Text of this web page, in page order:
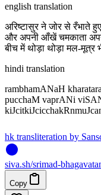
english translation
अरिष्टासुर ने जोर से रँभाते
और अपनी आँखें चमकाता अपने
बीच में थोड़ा थोड़ा मल-मूत्र
hindi translation
rambhamANaH
pucchaM vaprANi
hk transliteration by
siva.sh/srimad-
Copy